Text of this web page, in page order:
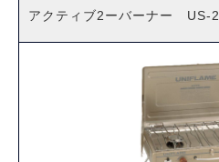
アクティブ2ーバーナー US-2